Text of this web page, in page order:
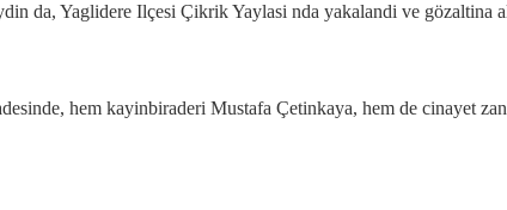
da, Yaglidere Ilçesi Çikrik Yaylasi nda yakalandi ve gözaltina
hem kayinbiraderi Mustafa Çetinkaya, hem de cinayet